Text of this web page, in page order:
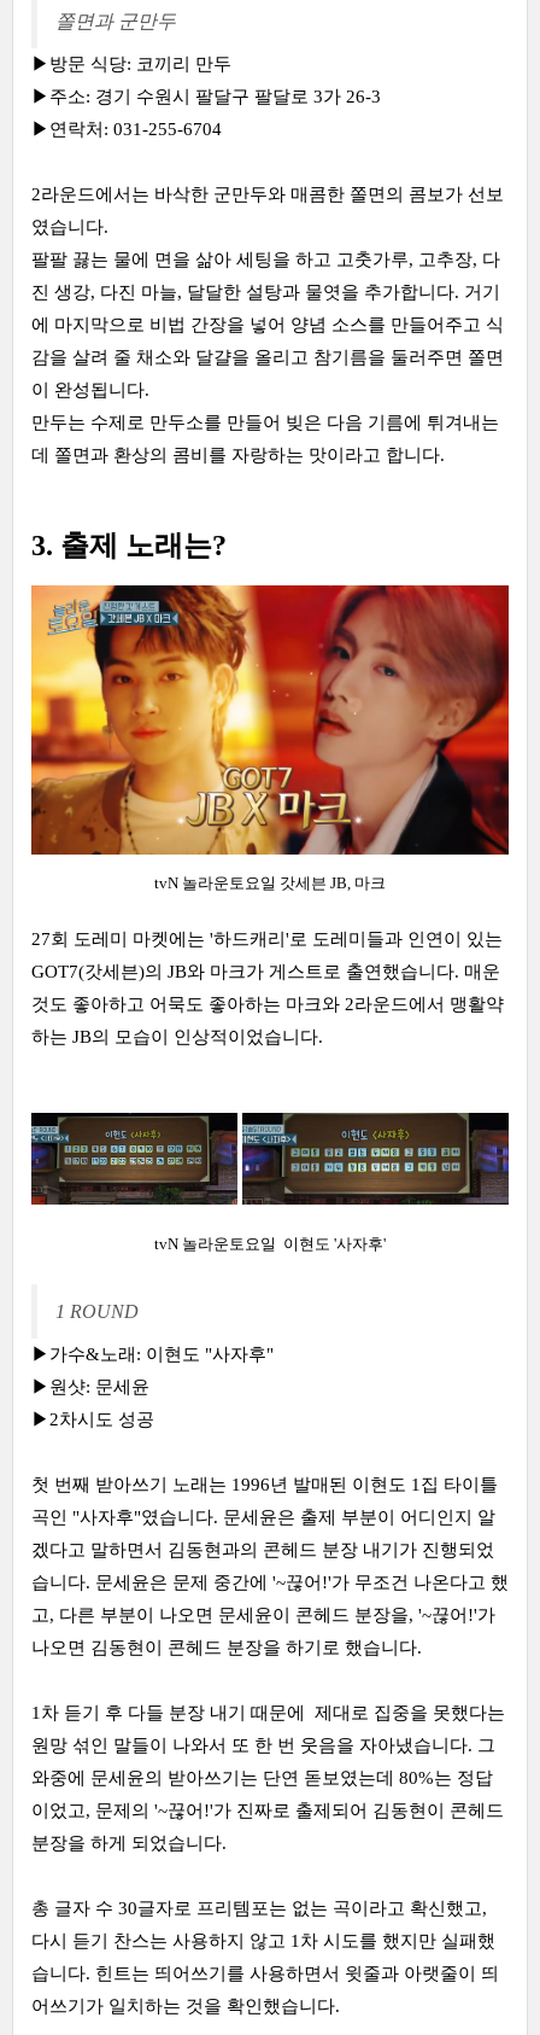
쫄면과 군만두
▶방문 식당: 코끼리 만두
▶주소: 경기 수원시 팔달구 팔달로 3가 26-3
▶연락처: 031-255-6704
2라운드에서는 바삭한 군만두와 매콤한 쫄면의 콤보가 선보
였습니다.
팔팔 끓는 물에 면을 삶아 세팅을 하고 고춧가루, 고추장, 다
진 생강, 다진 마늘, 달달한 설탕과 물엿을 추가합니다. 거기
에 마지막으로 비법 간장을 넣어 양념 소스를 만들어주고 식
감을 살려 줄 채소와 달걀을 올리고 참기름을 둘러주면 쫄면
이 완성됩니다.
만두는 수제로 만두소를 만들어 빚은 다음 기름에 튀겨내는
데 쫄면과 환상의 콤비를 자랑하는 맛이라고 합니다.
3. 출제 노래는?
tvN 놀라운토요일 갓세븐 JB, 마크
27회 도레미 마켓에는 '하드캐리'로 도레미들과 인연이 있는
GOT7(갓세븐)의 JB와 마크가 게스트로 출연했습니다. 매운
것도 좋아하고 어묵도 좋아하는 마크와 2라운드에서 맹활약
하는 JB의 모습이 인상적이었습니다.
tvN 놀라운토요일 이현도 '사자후'
1 ROUND
▶가수&노래: 이현도 "사자후"
▶원샷: 문세윤
▶2차시도 성공
첫 번째 받아쓰기 노래는 1996년 발매된 이현도 1집 타이틀
곡인 "사자후"였습니다. 문세윤은 출제 부분이 어디인지 알
겠다고 말하면서 김동현과의 콘헤드 분장 내기가 진행되었
습니다. 문세윤은 문제 중간에 '~끊어!'가 무조건 나온다고 했
고, 다른 부분이 나오면 문세윤이 콘헤드 분장을, '~끊어!'가
나오면 김동현이 콘헤드 분장을 하기로 했습니다.
1차 듣기 후 다들 분장 내기 때문에 제대로 집중을 못했다는
원망 섞인 말들이 나와서 또 한 번 웃음을 자아냈습니다. 그
와중에 문세윤의 받아쓰기는 단연 돋보였는데 80%는 정답
이었고, 문제의 '~끊어!'가 진짜로 출제되어 김동현이 콘헤드
분장을 하게 되었습니다.
총 글자 수 30글자로 프리템포는 없는 곡이라고 확신했고,
다시 듣기 찬스는 사용하지 않고 1차 시도를 했지만 실패했
습니다. 힌트는 띄어쓰기를 사용하면서 윗줄과 아랫줄이 띄
어쓰기가 일치하는 것을 확인했습니다.